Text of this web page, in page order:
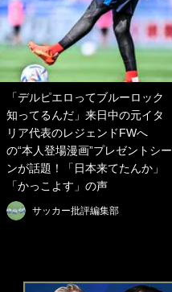
「デルピエロってブルーロック
知ってるんだ」来日中の元イタ
リア代表のレジェンドFWへ
の“本人登場漫画”プレゼントシー
ンが話題！「日本来てたんか」
「かっこよす」の声
サッカー批評編集部